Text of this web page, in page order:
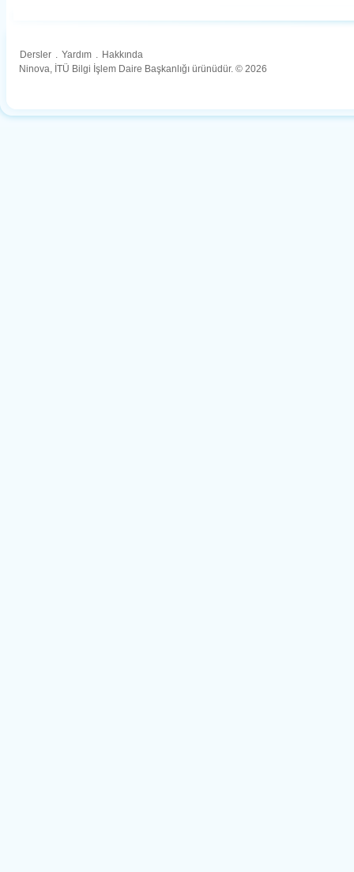
Dersler . Yardım . Hakkında
Ninova, İTÜ Bilgi İşlem Daire Başkanlığı ürünüdür. © 2026